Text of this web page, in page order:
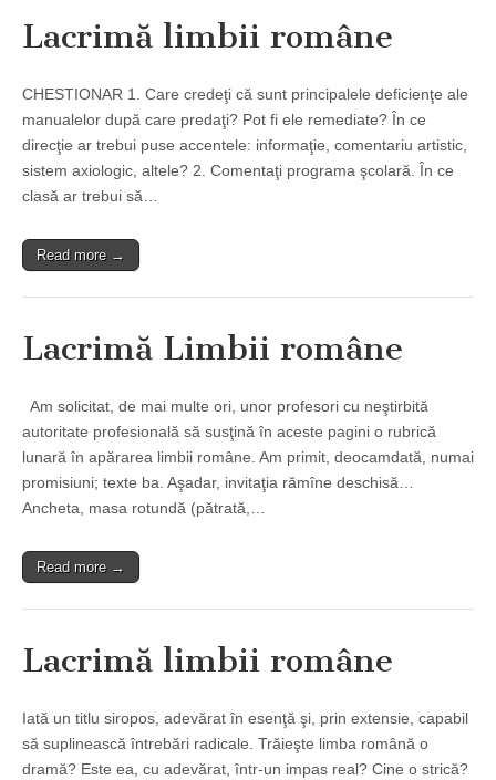
Lacrimă limbii române
CHESTIONAR 1. Care credeţi că sunt principalele deficienţe ale
manualelor după care predaţi? Pot fi ele remediate? În ce
direcţie ar trebui puse accentele: informaţie, comentariu artistic,
sistem axiologic, altele? 2. Comentaţi programa şcolară. În ce
clasă ar trebui să…
Read more →
Lacrimă Limbii române
Am solicitat, de mai multe ori, unor profesori cu neştirbită
autoritate profesională să susţină în aceste pagini o rubrică
lunară în apărarea limbii române. Am primit, deocamdată, numai
promisiuni; texte ba. Aşadar, invitaţia rămîne deschisă…
Ancheta, masa rotundă (pătrată,…
Read more →
Lacrimă limbii române
Iată un titlu siropos, adevărat în esenţă şi, prin extensie, capabil
să suplinească întrebări radicale. Trăieşte limba română o
dramă? Este ea, cu adevărat, într-un impas real? Cine o strică?